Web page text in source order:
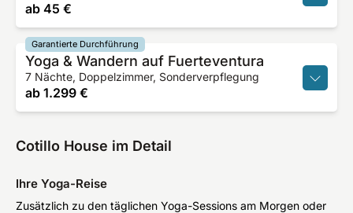
ab 45 €
Yoga & Wandern auf Fuerteventura
7 Nächte, Doppelzimmer, Sonderverpflegung
ab 1.299 €
Garantierte Durchführung
Cotillo House im Detail
Ihre Yoga-Reise
Zusätzlich zu den täglichen Yoga-Sessions am Morgen oder